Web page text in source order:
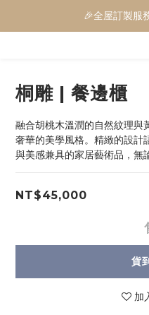
🎉電動
🎉全屋訂製服
🎉電動
桐雕 | 餐邊櫃
融合胡桃木溫潤的自然紋理與
奢華的美學風格。精緻的設計
與美感兼具的家居藝術品，無
NT$45,000
貨
加